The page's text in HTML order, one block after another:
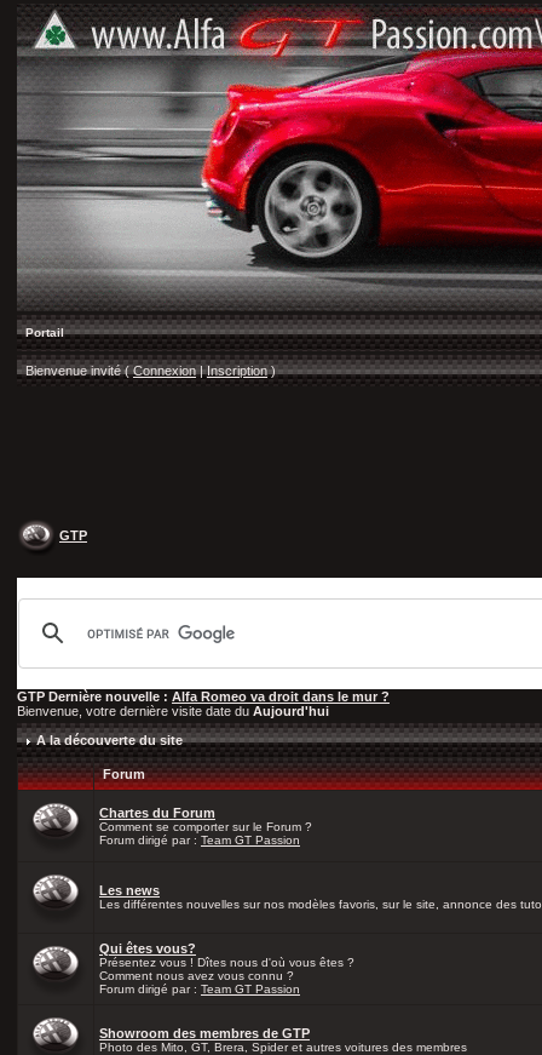
Portail
Bienvenue invité ( Connexion |Inscription)
GTP
GTP Dernière nouvelle : Alfa Romeo va droit dans le mur ?
Bienvenue, votre dernière visite date du Aujourd'hui
A la découverte du site
Forum
Chartes du Forum
Comment se comporter sur le Forum ?
Forum dirigé par : Team GT Passion
Les news
Les différentes nouvelles sur nos modèles favoris, sur le site, annonce des
Qui êtes vous?
Présentez vous ! Dîtes nous d'où vous êtes ?
Comment nous avez vous connu ?
Forum dirigé par : Team GT Passion
Showroom des membres de GTP
Photo des Mito, GT, Brera, Spider et autres voitures des membres